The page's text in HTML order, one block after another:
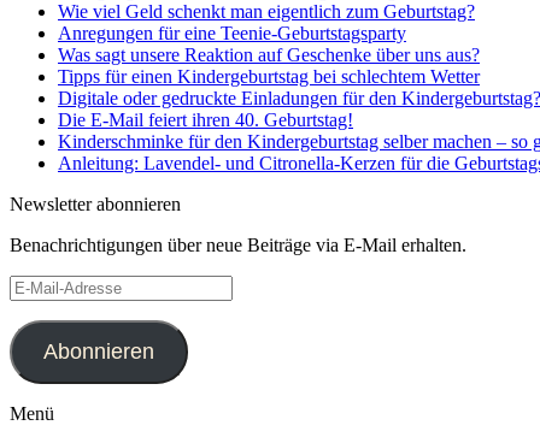
Wie viel Geld schenkt man eigentlich zum Geburtstag?
Anregungen für eine Teenie-Geburtstagsparty
Was sagt unsere Reaktion auf Geschenke über uns aus?
Tipps für einen Kindergeburtstag bei schlechtem Wetter
Digitale oder gedruckte Einladungen für den Kindergeburtstag?
Die E-Mail feiert ihren 40. Geburtstag!
Kinderschminke für den Kindergeburtstag selber machen – so
Anleitung: Lavendel- und Citronella-Kerzen für die
Newsletter abonnieren
Benachrichtigungen über neue Beiträge via E-Mail erhalten.
E-
Mail-
Adresse
Abonnieren
Menü